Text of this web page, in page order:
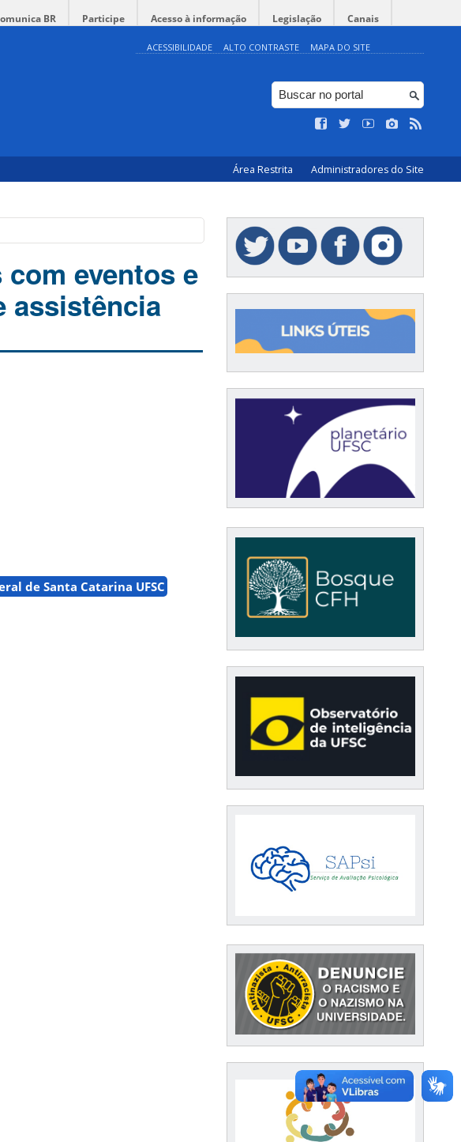
BR Participe Acesso à informação Legislação Canais
ACESSIBILIDADE ALTO CONTRASTE MAPA DO SITE
Área Restrita Administradores do Site
eventos e
assistência
de Santa Catarina UFSC